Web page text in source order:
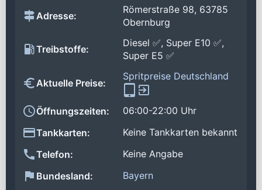
Adresse:
Römerstraße 98, 63785
Obernburg
Treibstoffe:
Diesel ✅, Super E10 ✅,
Super E5 ✅
Aktuelle Preise:
Spritpreise Deutschland
Öffnungszeiten:
06:00-22:00 Uhr
Tankkarten:
Keine Tankkarten bekannt
Telefon:
Keine Angabe
Bundesland:
Bayern